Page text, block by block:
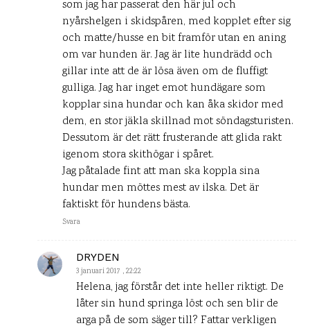
som jag har passerat den här jul och
nyårshelgen i skidspåren, med kopplet efter sig
och matte/husse en bit framför utan en aning
om var hunden är. Jag är lite hundrädd och
gillar inte att de är lösa även om de fluffigt
gulliga. Jag har inget emot hundägare som
kopplar sina hundar och kan åka skidor med
dem, en stor jäkla skillnad mot söndagsturisten.
Dessutom är det rätt frusterande att glida rakt
igenom stora skithögar i spåret.
Jag påtalade fint att man ska koppla sina
hundar men möttes mest av ilska. Det är
faktiskt för hundens bästa.
Svara
DRYDEN
3 januari 2017 , 22:22
Helena, jag förstår det inte heller riktigt. De
låter sin hund springa löst och sen blir de
arga på de som säger till? Fattar verkligen